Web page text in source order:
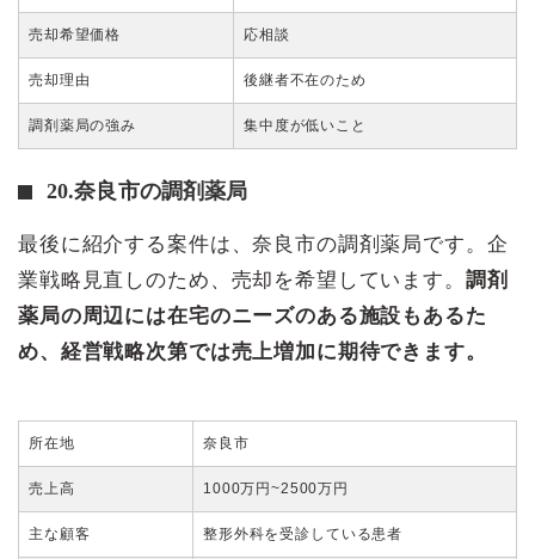
売却希望価格 応相談
売却理由 後継者不在のため
調剤薬局の強み 集中度が低いこと
20.奈良市の調剤薬局
最後に紹介する案件は、奈良市の調剤薬局です。企
業戦略見直しのため、売却を希望しています。 調剤
薬局の周辺には在宅のニーズのある施設もあるた
め、経営戦略次第では売上増加に期待できます。
所在地 奈良市
売上高 1000万円~2500万円
主な顧客 整形外科を受診している患者